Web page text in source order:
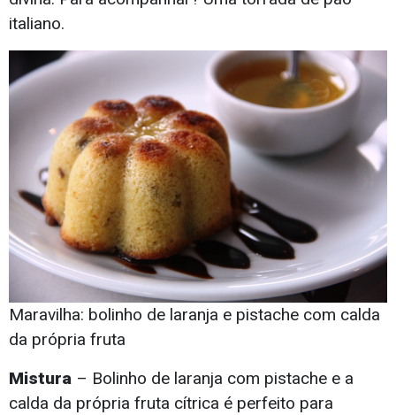
italiano.
Maravilha: bolinho de laranja e pistache com calda
da própria fruta
Mistura – Bolinho de laranja com pistache e a
calda da própria fruta cítrica é perfeito para